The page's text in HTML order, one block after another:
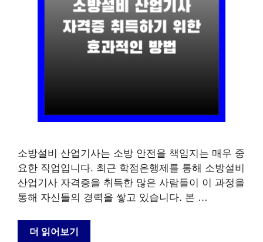
소방설비 산업기사는 소방 안전을 책임지는 매우 중
요한 직업입니다. 최근 학점은행제를 통해 소방설비
산업기사 자격증을 취득한 많은 사람들이 이 과정을
통해 자신들의 경력을 쌓고 있습니다. 본 …
더 읽어보기